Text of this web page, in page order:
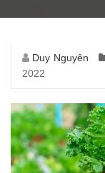
Duy Nguyên
2022